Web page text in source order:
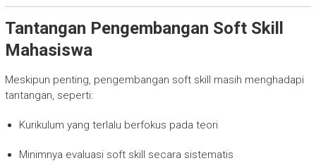
Tantangan Pengembangan Soft Skill
Mahasiswa
Meskipun penting, pengembangan soft skill masih menghadapi
tantangan, seperti:
Kurikulum yang terlalu berfokus pada teori
Minimnya evaluasi soft skill secara sistematis